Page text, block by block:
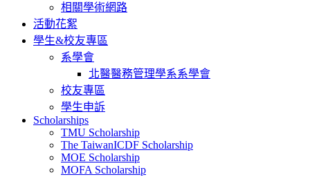
相關學術網路
活動花絮
學生&校友專區
系學會
北醫醫務管理學系系學會
校友專區
學生申訴
Scholarships
TMU Scholarship
The TaiwanICDF Scholarship
MOE Scholarship
MOFA Scholarship